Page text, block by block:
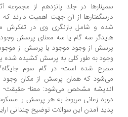
در جلد پانزدهم از مجموعه آثار
از آن جهت اهمیت دارند که در
سه گام یا سه معنای پرسش وجود را
از وجود موجود یا پرسش از موجودیت
به‌ طور کلی به پرسش کشیده شده یعنی
شده است؛ در گام سوم جایگاه/
که همان پرسش از مکان وجود است.
مشخص می‌شود: معنا- حقیقت- مکان. با
زمانی مربوط به هر پرسش را مسکوت
آمدن این سوالات توضیح چندانی ارایه